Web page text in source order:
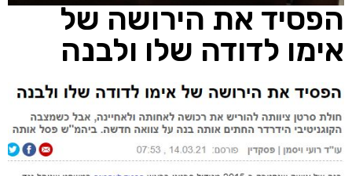
הפסיד את הירושה של
אימו לדודה שלו ולבנה